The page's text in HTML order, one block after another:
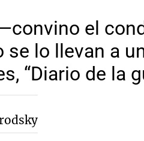
el
se lo llevan a
“Diario de la